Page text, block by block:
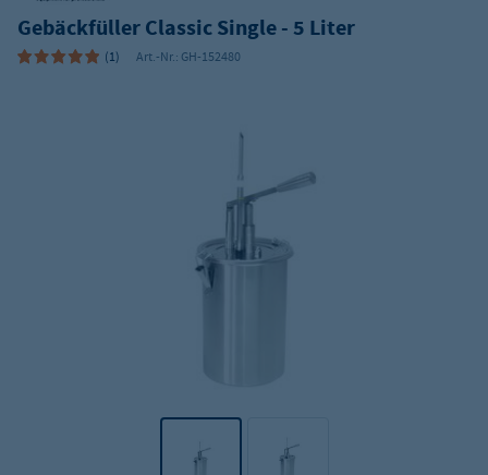
Gebäckfüller Classic Single - 5 Liter
(1) Art.-Nr.: GH-152480